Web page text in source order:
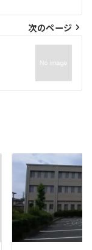
次のページ